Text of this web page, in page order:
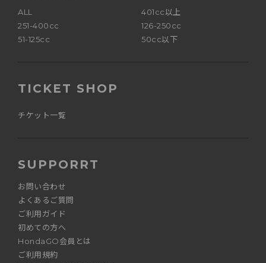
ALL
401cc以上
251-400cc
126-250cc
51-125cc
50cc以下
TICKET SHOP
チケット一覧
SUPPORRT
お問い合わせ
よくあるご質問
ご利用ガイド
初めての方へ
HondaGO会員とは
ご利用規約